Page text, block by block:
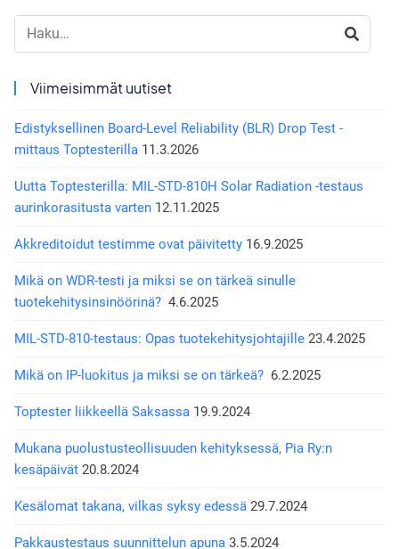
Haku:
Viimeisimmät uutiset
Edistyksellinen Board-Level Reliability (BLR) Drop Test -
mittaus Toptesterilla 11.3.2026
Uutta Toptesterilla: MIL-STD-810H Solar Radiation -testaus
aurinkorasitusta varten 12.11.2025
Akkreditoidut testimme ovat päivitetty 16.9.2025
Mikä on WDR-testi ja miksi se on tärkeä sinulle
tuotekehitysinsinöörinä? 4.6.2025
MIL-STD-810-testaus: Opas tuotekehitysjohtajille 23.4.2025
Mikä on IP-luokitus ja miksi se on tärkeä? 6.2.2025
Toptester liikkeellä Saksassa 19.9.2024
Mukana puolustusteollisuuden kehityksessä, Pia Ry:n
kesäpäivät 20.8.2024
Kesälomat takana, vilkas syksy edessä 29.7.2024
Pakkaustestaus suunnittelun apuna 3.5.2024